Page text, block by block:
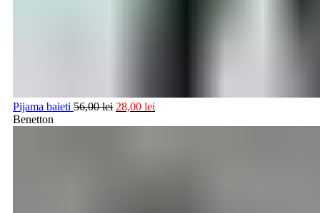
Pijama baieti 56,00lei 28,00 lei
Benetton